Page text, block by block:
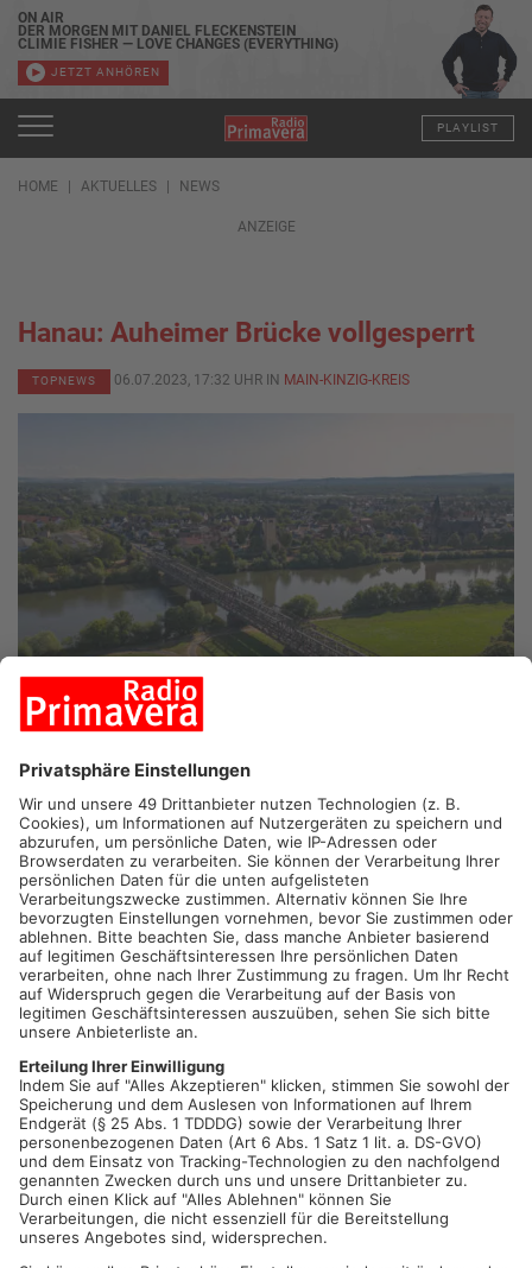
ON AIR
DER MORGEN MIT DANIEL FLECKENSTEIN
CLIMIE FISHER — LOVE CHANGES (EVERYTHING)
JETZT ANHÖREN
PLAYLIST
HOME AKTUELLES NEWS
ANZEIGE
Hanau: Auheimer Brücke vollgesperrt
TOPNEWS 06.07.2023, 17:32 UHR IN MAIN-KINZIG-KREIS
FOTO: STADT HANAU / MORITZ GÖBEL
HANAU.Fußgänger und Radfahrer, die von Klein-Auheim über
den Main nach Großauheim wollen, müssen in Zukunft einen
Umweg in Kauf nehmen. Denn die Auheimer Mainbrücke ist ab
sofort vollgesperrt. Das teilte die Stadt jetzt mit. Grund sind
erhebliche Schäden an der denkmalgeschützten Brücke, die
bereits 1882 erbaut wurde. Ob und wann die Brücke wieder
freigegeben wird, ist noch unklar. Jetzt sollen erstmal
Umleitungsschilder Abhilfe schaffen, die direkt
danebenliegende Bahnbrücke ist von der Sperrung nicht
betroffen.
Artikel teilen
ANZEIGE